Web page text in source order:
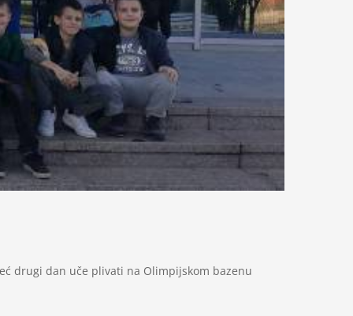
drugi dan uče plivati na Olimpijskom bazenu